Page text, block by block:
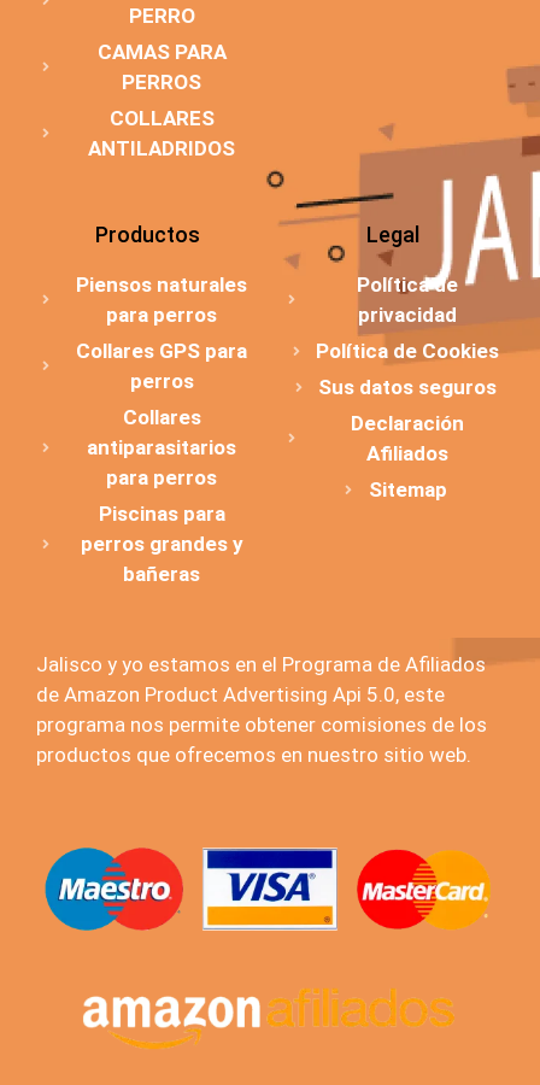
PERRO
CAMAS PARA
PERROS
COLLARES
ANTILADRIDOS
Productos
Piensos naturales
para perros
Collares GPS para
perros
Collares
antiparasitarios
para perros
Piscinas para
perros grandes y
bañeras
Legal
Política de
privacidad
Política de Cookies
Sus datos seguros
Declaración
Afiliados
Sitemap
Jalisco y yo estamos en el Programa de Afiliados
de Amazon Product Advertising Api 5.0, este
programa nos permite obtener comisiones de los
productos que ofrecemos en nuestro sitio web.